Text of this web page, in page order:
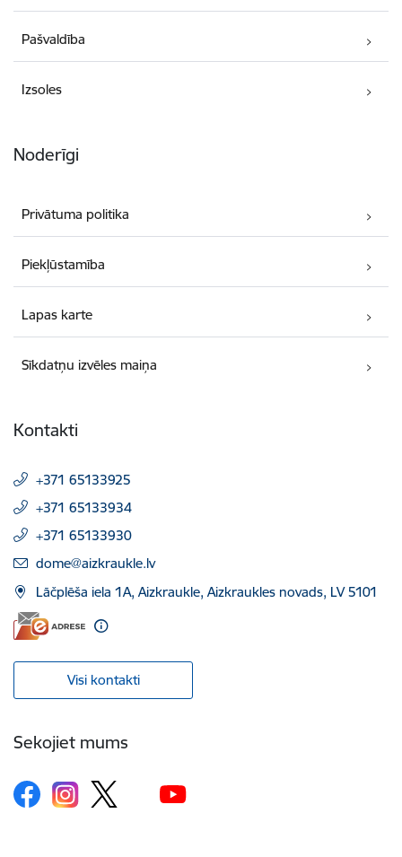
Pašvaldība
Izsoles
Noderīgi
Privātuma politika
Piekļūstamība
Lapas karte
Sīkdatņu izvēles maiņa
Kontakti
+371 65133925
+371 65133934
+371 65133930
E-pasts:
dome@aizkraukle.lv
Lāčplēša iela 1A, Aizkraukle, Aizkraukles novads, LV 5101
Visi kontakti
Sekojiet mums